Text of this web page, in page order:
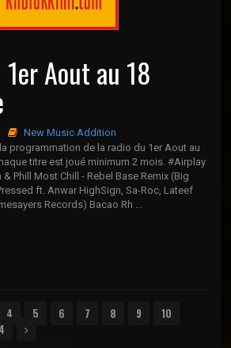
Aout au 18
New Music Addition
programmation de la radio du 1er Aout au
titre est joué minimum 2 mois. #Airplay
Phill Most Chill - Rebel Base Remix (Big
ft. Anwar HighSign, Sa-Roc, Lateef
Records) Bacao Rh ...
4 5 6 7 8 9
10